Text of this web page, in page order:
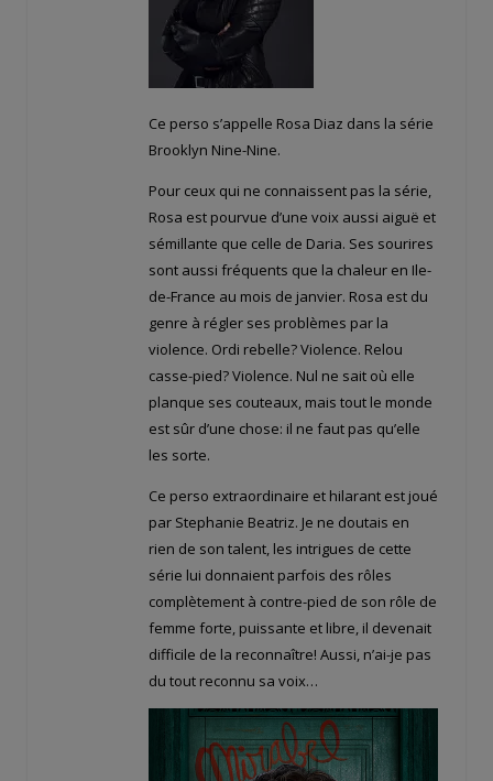
Ce perso s’appelle Rosa Diaz dans la série
Brooklyn Nine-Nine.
Pour ceux qui ne connaissent pas la série,
Rosa est pourvue d’une voix aussi aiguë et
sémillante que celle de Daria. Ses sourires
sont aussi fréquents que la chaleur en Ile-
de-France au mois de janvier. Rosa est du
genre à régler ses problèmes par la
violence. Ordi rebelle? Violence. Relou
casse-pied? Violence. Nul ne sait où elle
planque ses couteaux, mais tout le monde
est sûr d’une chose: il ne faut pas qu’elle
les sorte.
Ce perso extraordinaire et hilarant est joué
par Stephanie Beatriz. Je ne doutais en
rien de son talent, les intrigues de cette
série lui donnaient parfois des rôles
complètement à contre-pied de son rôle de
femme forte, puissante et libre, il devenait
difficile de la reconnaître! Aussi, n’ai-je pas
du tout reconnu sa voix…